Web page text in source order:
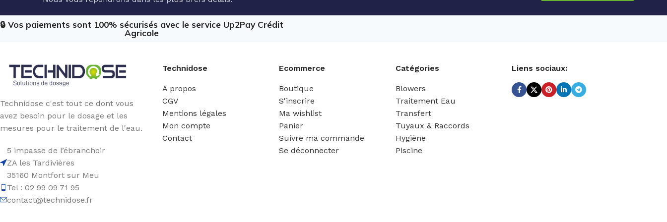
🔒 Vos paiements sont 100% sécurisés avec le service Up2Pay Crédit
Agricole
Technidose c'est tout ce dont vous
avez besoin pour le dosage et les
mesures pour le traitement de l'eau.
5 impasse de l’ébranchoir
ZA les Tardivières
35160 Montfort sur Meu
Tel : 02 99 09 71 95
contact@technidose.fr
Technidose
A propos
CGV
Mentions légales
Mon compte
Contact
Ecommerce
Boutique
S'inscrire
Ma wishlist
Panier
Suivre ma commande
Se déconnecter
Catégories
Blowers
Traitement Eau
Transfert
Tuyaux & Raccords
Hygiène
Piscine
Liens sociaux: